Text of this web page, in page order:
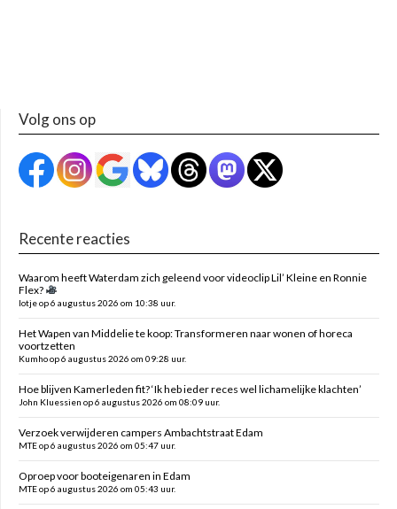
Volg ons op
Recente reacties
Waarom heeft Waterdam zich geleend voor videoclip Lil’ Kleine en Ronnie
Flex?
lotje op 6 augustus 2026 om 10:38 uur.
Het Wapen van Middelie te koop: Transformeren naar wonen of horeca
voortzetten
Kumho op 6 augustus 2026 om 09:28 uur.
Hoe blijven Kamerleden fit? ‘Ik heb ieder reces wel lichamelijke klachten’
John Kluessien op 6 augustus 2026 om 08:09 uur.
Verzoek verwijderen campers Ambachtstraat Edam
MTE op 6 augustus 2026 om 05:47 uur.
Oproep voor booteigenaren in Edam
MTE op 6 augustus 2026 om 05:43 uur.